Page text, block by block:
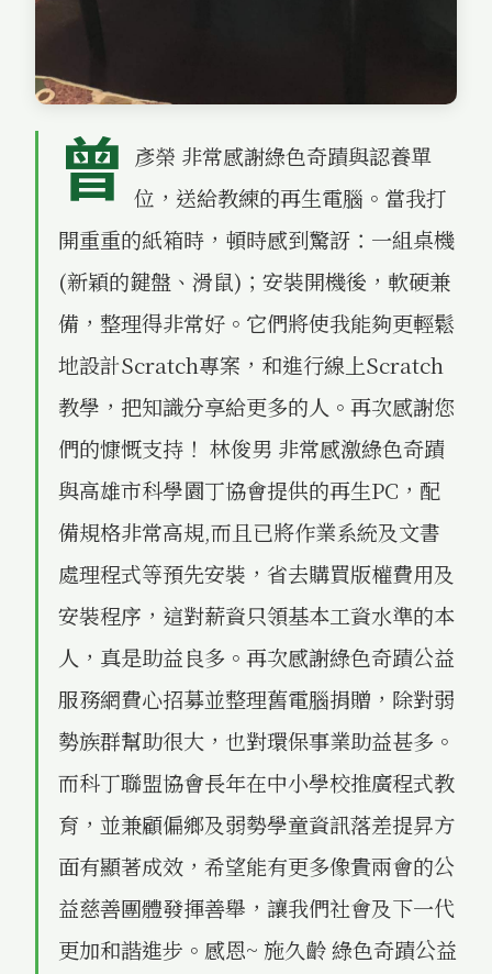
曾 彥榮 非常感謝綠色奇蹟與認養單
位，送給教練的再生電腦。當我打
開重重的紙箱時，頓時感到驚訝：一組桌機
(新穎的鍵盤、滑鼠)；安裝開機後，軟硬兼
備，整理得非常好。它們將使我能夠更輕鬆
地設計Scratch專案，和進行線上Scratch
教學，把知識分享給更多的人。再次感謝您
們的慷慨支持！ 林俊男 非常感激綠色奇蹟
與高雄市科學園丁協會提供的再生PC，配
備規格非常高規,而且已將作業系統及文書
處理程式等預先安裝，省去購買版權費用及
安裝程序，這對薪資只領基本工資水準的本
人，真是助益良多。再次感謝綠色奇蹟公益
服務網費心招募並整理舊電腦捐贈，除對弱
勢族群幫助很大，也對環保事業助益甚多。
而科丁聯盟協會長年在中小學校推廣程式教
育，並兼顧偏鄉及弱勢學童資訊落差提昇方
面有顯著成效，希望能有更多像貴兩會的公
益慈善團體發揮善舉，讓我們社會及下一代
更加和諧進步。感恩~ 施久齡 綠色奇蹟公益